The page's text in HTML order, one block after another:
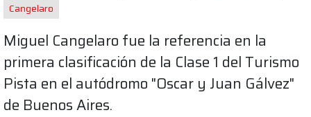
Cangelaro
Miguel Cangelaro fue la referencia en la
primera clasificación de la Clase 1 del Turismo
Pista en el autódromo "Oscar y Juan Gálvez"
de Buenos Aires.